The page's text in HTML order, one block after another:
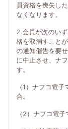
員資格を喪失し
なくなります。
2.会員が次のい
格を取消すこと
の通知催告を要
に中止させ、ナ
す。
（1）ナフコ電
合。
（2）ナフコ電